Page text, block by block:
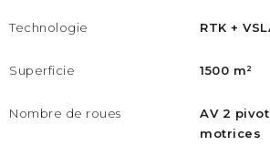
Technologie
Superficie
Nombre de roues
RTK +
1500 m²
AV 2
motrices